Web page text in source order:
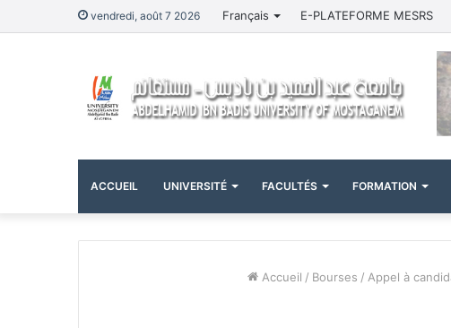
vendredi, août 7 2026 Français E-PLATEFORME MESRS
ACCUEIL UNIVERSITÉ FACULTÉS FORMATION
Accueil / Bourses / Appel à